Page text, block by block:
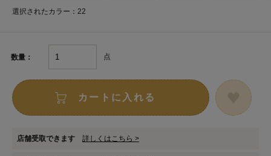
選択されたカラー：22
数量： 点
カートに入れる
店舗受取できます 詳しくはこちら >